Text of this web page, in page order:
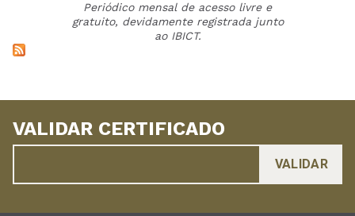
Periódico mensal de acesso livre e
gratuito, devidamente registrada junto
ao IBICT.
VALIDAR CERTIFICADO